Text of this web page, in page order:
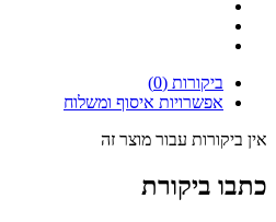
ביקורות (0)
אפשרויות איסוף ומשלוח
אין ביקורות עבור מוצר זה
כתבו ביקורת